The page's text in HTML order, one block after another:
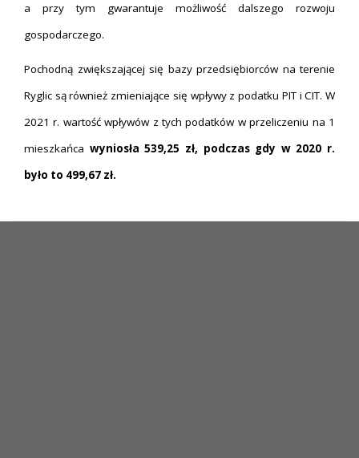
a przy tym gwarantuje możliwość dalszego rozwoju
gospodarczego.
Pochodną zwiększającej się bazy przedsiębiorców na terenie
Ryglic są również zmieniające się wpływy z podatku PIT i CIT. W
2021 r. wartość wpływów z tych podatków w przeliczeniu na 1
mieszkańca wyniosła539,25 zł, podczas gdy w 2020 r.
było to 499,67 zł.